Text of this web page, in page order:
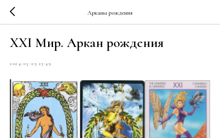
Арканы рождения
XXI Мир. Аркан рождения
2024-05-29 23:49